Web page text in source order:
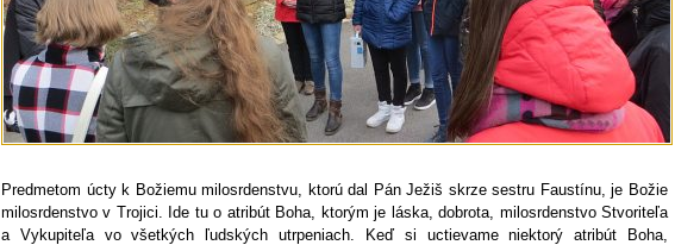
Predmetom úcty k Božiemu milosrdenstvu, ktorú dal Pán Ježiš skrze sestru Faustínu, je Božie
milosrdenstvo v Trojici. Ide tu o atribút Boha, ktorým je láska, dobrota, milosrdenstvo Stvoriteľa
a Vykupiteľa vo všetkých ľudských utrpeniach. Keď si uctievame niektorý atribút Boha,